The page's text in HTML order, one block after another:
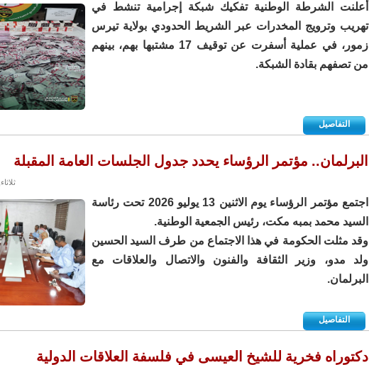
أعلنت الشرطة الوطنية تفكيك شبكة إجرامية تنشط في
تهريب وترويج المخدرات عبر الشريط الحدودي بولاية تيرس
زمور، في عملية أسفرت عن توقيف 17 مشتبها بهم، بينهم
من تصفهم بقادة الشبكة.
التفاصيل
البرلمان.. مؤتمر الرؤساء يحدد جدول الجلسات العامة المقبلة
ثلاثاء, 14/07/2026 - 17:57
اجتمع مؤتمر الرؤساء يوم الاثنين 13 يوليو 2026 تحت رئاسة
السيد محمد بمبه مكت، رئيس الجمعية الوطنية.
وقد مثلت الحكومة في هذا الاجتماع من طرف السيد الحسين
ولد مدو، وزير الثقافة والفنون والاتصال والعلاقات مع
البرلمان.
التفاصيل
دكتوراه فخرية للشيخ العيسى في فلسفة العلاقات الدولية